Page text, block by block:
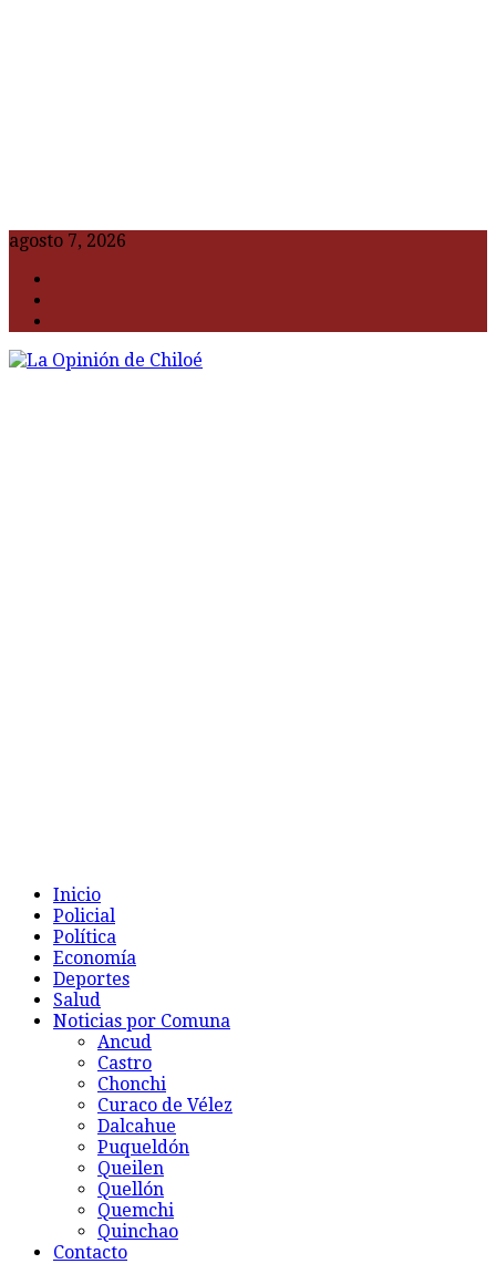
agosto 7, 2026
Inicio
Policial
Política
Economía
Deportes
Salud
Noticias por Comuna
Ancud
Castro
Chonchi
Curaco de Vélez
Dalcahue
Puqueldón
Queilen
Quellón
Quemchi
Quinchao
Contacto